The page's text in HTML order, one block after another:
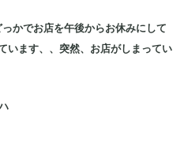
かでお店を午後からお休みにして
います、、突然、お店がしまってい